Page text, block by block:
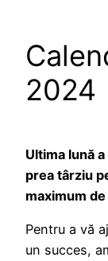
2024
Ultima lună
prea târziu
maximum de
Pentru a vă
un succes,